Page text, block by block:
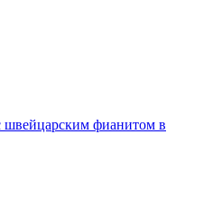
швейцарским фианитом в